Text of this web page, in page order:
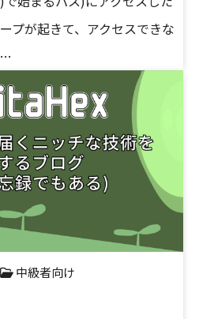
プが起きて、アクセスできな
…
中級者向け